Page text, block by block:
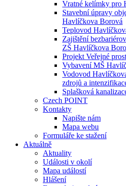
Vratné kelímky pro
Stavební úpravy
Havlíčkova Borová
Teplovod
Zajištění
ZŠ Havlíčkova
Projekt Veřejné
Vybavení MŠ
Vodovod
zdrojů a
Splašková
Czech POINT
Kontakty
Napište nám
Mapa webu
Formuláře ke stažení
Aktuálně
Aktuality
Události v okolí
Mapa událostí
Hlášení